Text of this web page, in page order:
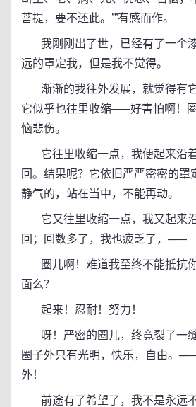
菩提，要不还此。’”有感而作。
我刚刚出了世，已经有了一个
远的罩定我，但是我不觉得。
渐渐的我往外发展，就觉得有
它似乎也往里收缩─—好害怕啊！
恼悲伤。
它往里收缩一点，我便起来沿
回。结果呢？它依旧严严密密的罩
静气的，站在当中，不能再动。
它又往里收缩一点，我又起来
回；回数多了，我也疲乏了，─—
圈儿啊！难道我至终不能抵抗
面么？
起来！忍耐！努力！
呀！严密的圈儿，终竟裂了一
圈子外只有光明，快乐，自由。
外！
前途有了希望了，我不是永远